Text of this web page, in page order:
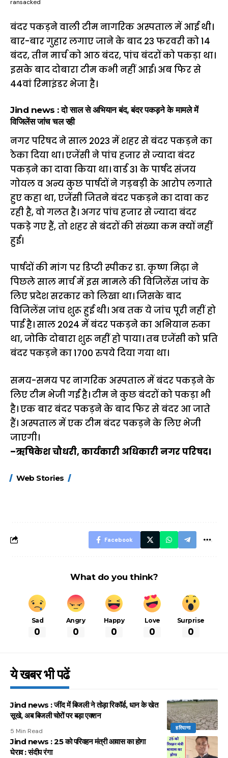
ransacked
बंदर पकड़ने वाली टीम नागरिक अस्पताल में आई थी।
बार-बार गुहार लगाए जाने के बाद 23 फरवरी को 14
बंदर, तीन मार्च को आठ बंदर, पांच बंदरों को पकड़ा था।
इसके बाद दोबारा टीम कभी नहीं आई। अब फिर से
44वां रिमाइंडर भेजा है।
Jind news : दो साल से अभियान बंद, बंदर पकड़ने के मामले में
विजिलेंस जांच चल रही
नगर परिषद ने साल 2023 में शहर से बंदर पकड़ने का
ठेका दिया था। एजेंसी ने पांच हजार से ज्यादा बंदर
पकड़ने का दावा किया था। वार्ड 31 के पार्षद संजय
गोयल व अन्य कुछ पार्षदों ने गड़बड़ी के आरोप लगाते
हुए कहा था, एजेंसी जितने बंदर पकड़ने का दावा कर
रही है, वो गलत है। अगर पांच हजार से ज्यादा बंदर
पकड़े गए हैं, तो शहर से बंदरों की संख्या कम क्यों नहीं
हुई।
पार्षदों की मांग पर डिप्टी स्पीकर डा. कृष्ण मिढ़ा ने
पिछले साल मार्च में इस मामले की विजिलेंस जांच के
लिएप्रदेश सरकारको लिखा था। जिसके बाद
विजिलेंस जांच शुरू हुई थी। अब तक ये जांच पूरी नहीं हो
पाई है। साल 2024 में बंदर पकड़ने का अभियान रुका
था, जोकि दोबारा शुरू नहीं हो पाया। तब एजेंसी को प्रति
बंदर पकड़ने का 1700 रुपये दिया गया था।
समय-समय पर नागरिक अस्पताल में बंदर पकड़ने के
लिए टीम भेजी गई है। टीम ने कुछ बंदरों को पकड़ा भी
है। एक बार बंदर पकड़ने के बाद फिर से बंदर आ जाते
हैं। अस्पताल में एक टीम बंदर पकड़ने के लिए भेजी
जाएगी।
–ऋषिकेश चौधरी, कार्यकारी अधिकारी नगर परिषद।
Web Stories
FASTag के ये नए
Facebook
What do you think?
Sad
0
Angry
0
Happy
0
Love
0
Surprise
0
ये खबर भी पढें
हरियाणा
Jind news : जींद में बिजली ने तोड़ा रिकॉर्ड, धान के खेत
सूखे, अब बिजली चोरों पर बड़ा एक्शन
5 Min Read
Jind news : 25 को परिवहन मंत्री आवास का होगा
घेराव : संदीप रंगा